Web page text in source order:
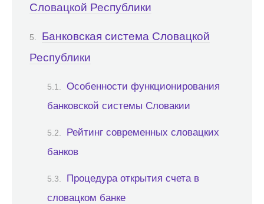
Словацкой Республики
Банковская система Словацкой
Республики
Особенности функционирования
банковской системы Словакии
Рейтинг современных словацких
банков
Процедура открытия счета в
словацком банке